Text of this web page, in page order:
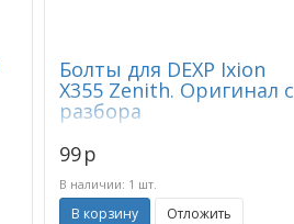
Болты для DEXP Ixion
X355 Zenith. Оригинал с
разбора
99p
В наличии: 1 шт.
В корзину Отложить